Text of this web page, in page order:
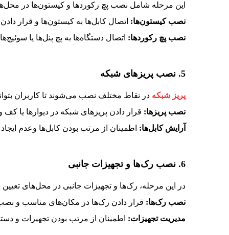
این مرحله شامل نصب پچ رکوردها و کیستون‌ها در
نصب کیستون‌ها: اتصال کابل‌ها به کیستون‌ها و قرار دادن
نصب پچ رکوردها: اتصال دستگاه‌ها به پچ پنل‌ها یا
5. نصب پریزهای شبکه
پریز شبکه در نقاط مختلف نصب می‌شوند تا کاربران
نصب پریزها: قرار دادن پریزهای شبکه در دیوارها یا کف
آرایش کابل‌ها: اطمینان از مرتب بودن کابل‌ها وعدم
6. نصب رک‌ها و تجهیزات جانبی
در این مرحله، رک‌ها و تجهیزات جانبی در محل‌های
نصب رک‌ها: قرار دادن رک‌ها در مکان‌های مناسب و
مدیریت تجهیزات: اطمینان از مرتب بودن تجهیزات و